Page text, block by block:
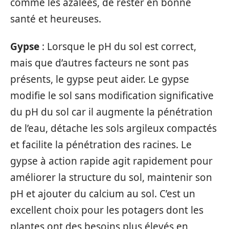
santé et heureuses.
Gypse : Lorsque le pH du sol est correct,
mais que d’autres facteurs ne sont pas
présents, le gypse peut aider. Le gypse
modifie le sol sans modification significative
du pH du sol car il augmente la pénétration
de l’eau, détache les sols argileux compactés
et facilite la pénétration des racines. Le
gypse à action rapide agit rapidement pour
améliorer la structure du sol, maintenir son
pH et ajouter du calcium au sol. C’est un
excellent choix pour les potagers dont les